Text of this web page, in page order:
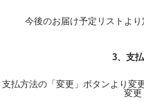
今後のお届け予定リストより
3、支
支払方法の「変更」ボタンより変
変更